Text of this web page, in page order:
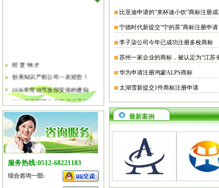
招 贤 纳 才
创美知识产权公司—欢迎您！
2026年劳动节放假安排的通知
2026年清明节放假安排的通知
关于软件企业评估有关工作的通知
2026年春节放假安排的通知
2026年元旦放假安排的通知
2025年国庆节、中秋节放假安排
服务热线:0512-68221183
综合咨询一部:
比亚迪申请的“来杯迪小饮”商标注册
宁德时代新提交“宁的茶”商标注册申请
李子柒公司今年已成功注册多枚商标
苏州一家企业的商标，被认定为“江苏
华为申请注册鸿蒙ALPS商标
太湖雪新提交1件商标注册申请
最新案例